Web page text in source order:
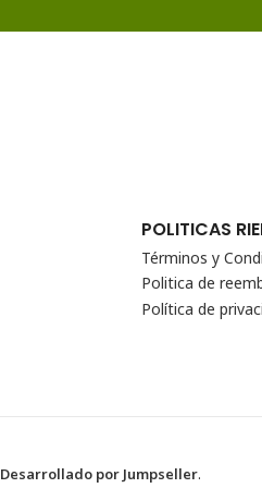
POLITICAS
Términos y
Politica de
Política de
Desarrollado por Jumpseller.